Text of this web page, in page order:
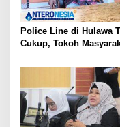
Police Line di Hulawa
Cukup, Tokoh